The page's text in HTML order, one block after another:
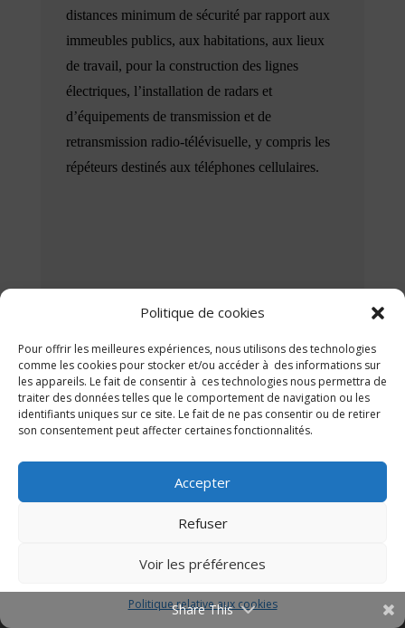
Politique de cookies
Pour offrir les meilleures expériences, nous utilisons des technologies
comme les cookies pour stocker et/ou accéder à des informations sur
les appareils. Le fait de consentir à ces technologies nous permettra de
traiter des données telles que le comportement de navigation ou les
identifiants uniques sur ce site. Le fait de ne pas consentir ou de retirer
son consentement peut affecter certaines fonctionnalités.
Accepter
Refuser
Voir les préférences
Politique relative aux cookies
distances minimum de sécurité par rapport aux
immeubles publics, aux habitations, aux lieux
de travail, pour la construction des lignes
électriques, l’installation de radars et
d’équipements de transmission et de
retransmission radio-télévisuelle, y compris les
répéteurs destinés aux téléphones cellulaires.
MPR/TCO 92 pour les écrans de
visualisation
Share This